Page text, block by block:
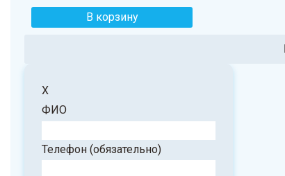
X
ФИО
Телефон (обязательно)